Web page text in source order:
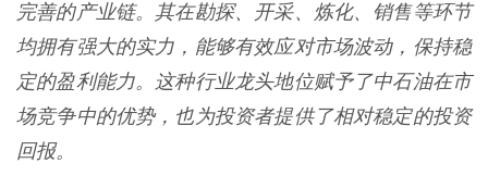
完善的产业链。其在勘探、开采、炼化、销售等环节
均拥有强大的实力，能够有效应对市场波动，保持稳
定的盈利能力。这种行业龙头地位赋予了中石油在市
场竞争中的优势，也为投资者提供了相对稳定的投资
回报。